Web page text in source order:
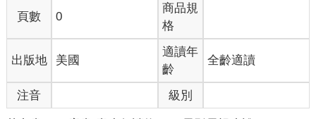
頁數 0
商品規
格
出版地 美國
適讀年
齡
全齡適讀
注音 級別